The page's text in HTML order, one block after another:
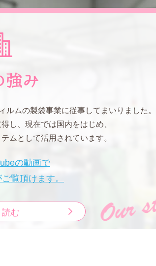
ムの製袋事業に従事してまいりました。
し、現在では国内をはじめ、
ムとして活用されています。
の動画で
覧頂けます。
む